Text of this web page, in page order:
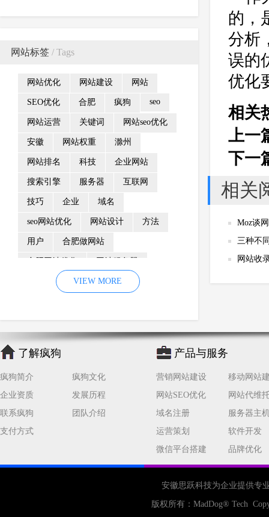
网站标签 / Tags
网站优化 网站建设 网站
SEO优化 合肥 疯狗 seo
网站运营 关键词 网站seo优化
安徽 网站权重 滁州
网站排名 科技 企业网站
搜索引擎 服务器 互联网
技巧 企业 域名
seo网站优化 网站设计 方法
用户 合肥做网站
优化 网站降权
企业网站建设 效果 页面
网络营销 因素 网络公司
网站流量
百度优化 网站收录
网站seo 专业
VIEW MORE
的，
分析
误的
优化
相关
上一
下一
相关
Moz谈
三种不
网站收
了解疯狗
疯狗简介
疯狗文化
企业资质
发展历程
联系疯狗
团队介绍
支付方式
产品与服务
营销网站建设
移动网站
网站SEO优化
网站代维
域名注册
服务器主
运营策划
软件开发
微信平台搭建
品牌优化
安徽思跃科技为企业提供专
版权所有： MadDog® Tech